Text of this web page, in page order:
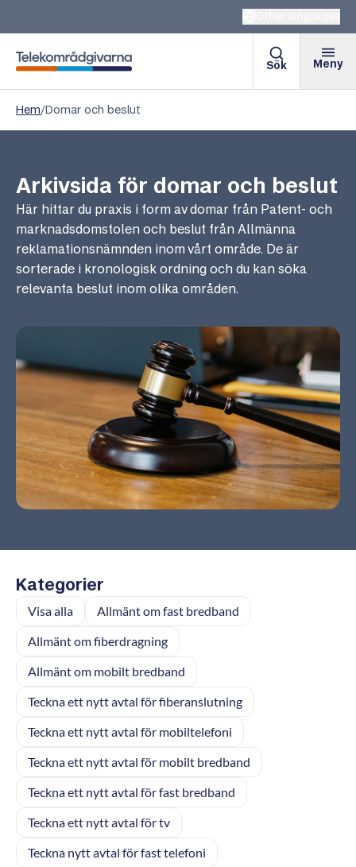
Telekområdgivarna
Sök Meny
Hem/Domar och beslut
Arkivsida för domar och beslut
Här hittar du praxis i form av domar från Patent- och
marknadsdomstolen och beslut från Allmänna
reklamationsnämnden inom vårt område. De är
sorterade i kronologisk ordning och du kan söka
relevanta beslut inom olika områden.
Kategorier
Visa alla
Allmänt om fast bredband
Allmänt om fiberdragning
Allmänt om mobilt bredband
Teckna ett nytt avtal för fiberanslutning
Teckna ett nytt avtal för mobiltelefoni
Teckna ett nytt avtal för mobilt bredband
Teckna ett nytt avtal för fast bredband
Teckna ett nytt avtal för tv
Teckna nytt avtal för fast telefoni